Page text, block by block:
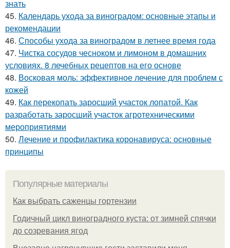
знать
45. Календарь ухода за виноградом: основные этапы и
рекомендации
46. Способы ухода за виноградом в летнее время года
47. Чистка сосудов чесноком и лимоном в домашних
условиях. 8 лечебных рецептов на его основе
48. Восковая моль: эффективное лечение для проблем с
кожей
49. Как перекопать заросший участок лопатой. Как
разработать заросший участок агротехническими
мероприятиями
50. Лечение и профилактика коронавируса: основные
принципы
Популярные материалы
Как выбрать саженцы гортензии
Годичный цикл виноградного куста: от зимней спячки
до созревания ягод